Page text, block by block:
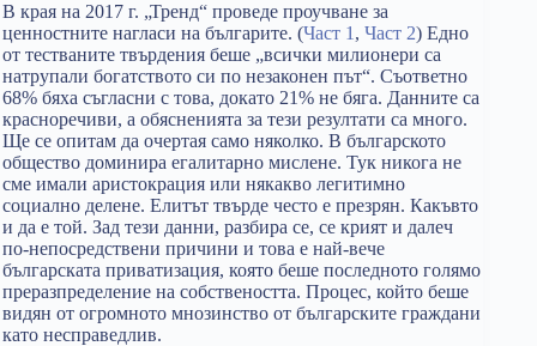
В края на 2017 г. „Тренд“ проведе проучване за
ценностните нагласи на българите. (Част 1 , Част 2) Едно
от тестваните твърдения беше „всички милионери са
натрупали богатството си по незаконен път“. Съответно
68% бяха съгласни с това, докато 21% не бяга. Данните са
красноречиви, а обясненията за тези резултати са много.
Ще се опитам да очертая само няколко. В българското
общество доминира егалитарно мислене. Тук никога не
сме имали аристокрация или някакво легитимно
социално делене. Елитът твърде често е презрян. Какъвто
и да е той. Зад тези данни, разбира се, се крият и далеч
по-непосредствени причини и това е най-вече
българската приватизация, която беше последното голямо
преразпределение на собствеността. Процес, който беше
видян от огромното мнозинство от българските граждани
като несправедлив.